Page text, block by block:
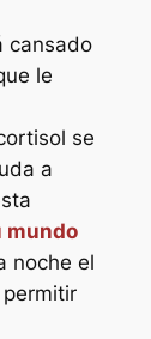
cansado
le
se
a
mundo
noche el